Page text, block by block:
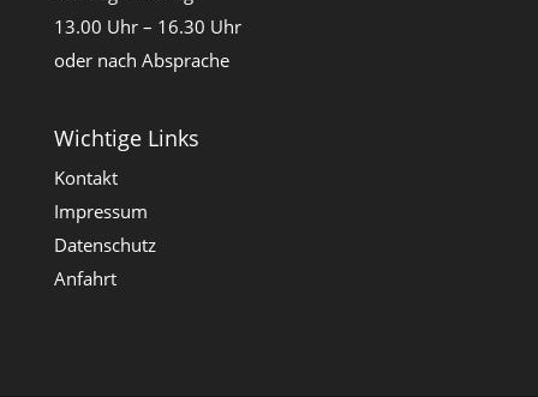
13.00 Uhr – 16.30 Uhr
oder nach Absprache
Wichtige Links
Kontakt
Impressum
Datenschutz
Anfahrt